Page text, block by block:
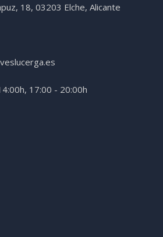
18, 03203 Elche, Alicante
17:00 - 20:00h